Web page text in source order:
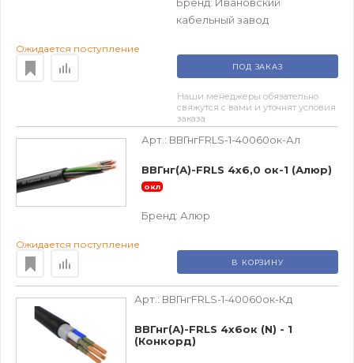
кабельный завод
Ожидается поступление
ПОД ЗАКАЗ
Наши менеджеры обязательно
свяжутся с вами и уточнят условия
заказа
Арт.: ВВГнгFRLS-1-40060ок-Ал
ВВГнг(А)-FRLS 4х6,0 ок-1 (Алюр)
окл
Бренд: Алюр
Ожидается поступление
В КОРЗИНУ
Арт.: ВВГнгFRLS-1-40060ок-Кд
ВВГнг(А)-FRLS 4х6ок (N) - 1
(Конкорд)